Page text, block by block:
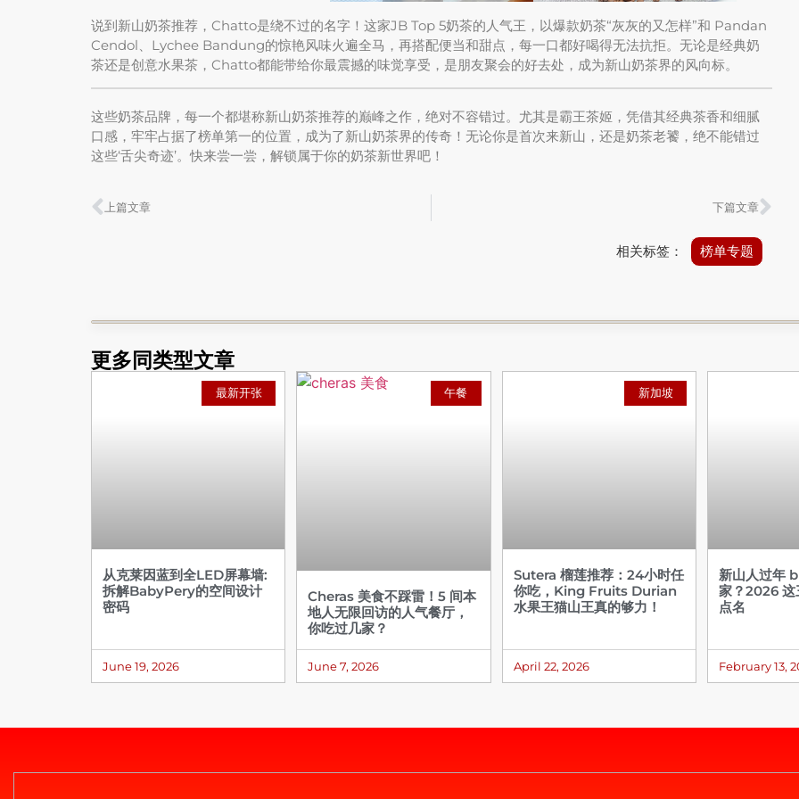
说到新山奶茶推荐，Chatto是绕不过的名字！这家JB Top 5奶茶的人气王，以爆款奶茶“灰灰的又怎样”和 Pandan
Cendol、Lychee Bandung的惊艳风味火遍全马，再搭配便当和甜点，每一口都好喝得无法抗拒。无论是经典奶
茶还是创意水果茶，Chatto都能带给你最震撼的味觉享受，是朋友聚会的好去处，成为新山奶茶界的风向标。
这些奶茶品牌，每一个都堪称新山奶茶推荐的巅峰之作，绝对不容错过。尤其是霸王茶姬，凭借其经典茶香和细腻
口感，牢牢占据了榜单第一的位置，成为了新山奶茶界的传奇！无论你是首次来新山，还是奶茶老饕，绝不能错过
这些‘舌尖奇迹’。快来尝一尝，解锁属于你的奶茶新世界吧！
上篇文章 下篇文章
相关标签： 榜单专题
更多同类型文章
最新开张
从克莱因蓝到全LED屏幕墙:
拆解BabyPery的空间设计
密码
June 19, 2026
午餐
Cheras 美食不踩雷！5 间本
地人无限回访的人气餐厅，
你吃过几家？
June 7, 2026
新加坡
Sutera 榴莲推荐：24小时任
你吃，King Fruits Durian
水果王猫山王真的够力！
April 22, 2026
新山人过年
家？2026 这
点名
February 13,